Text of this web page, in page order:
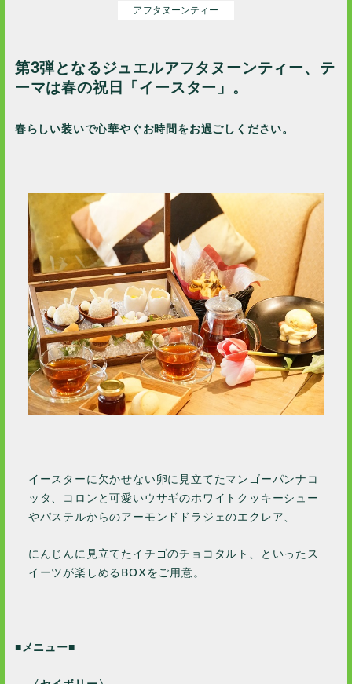
2023 / 10
2023 / 8
2023 / 7
2023 / 5
2023 / 1
2022 / 12
2022 / 11
2022 / 10
2022 / 9
2022 / 8
2022 / 7
2022 / 6
2022 / 4
2022 / 2
2021 / 11
2021 / 10
2021 / 9
2021 / 8
2021 / 7
アフタヌーンティー
第3弾となるジュエルアフタヌーンティー、テ
ーマは春の祝日「イースター」。
春らしい装いで心華やぐお時間をお過ごしください。
イースターに欠かせない卵に見立てたマンゴーパンナコ
ッタ、コロンと可愛いウサギのホワイトクッキーシュー
やパステルからのアーモンドドラジェのエクレア、
にんじんに見立てたイチゴのチョコタルト、といったス
イーツが楽しめるBOXをご用意。
■メニュー■